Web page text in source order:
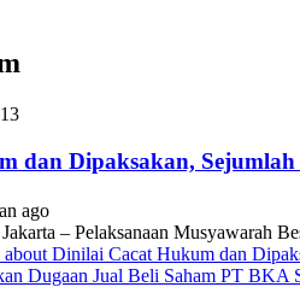
dan Dipaksakan,
ago
– Pelaksanaan Musyawarah
about Dinilai Cacat Hukum dan
Dugaan Jual Beli Saham PT BKA